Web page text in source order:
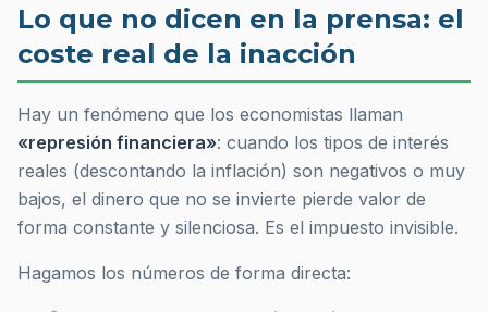
Lo que no dicen en la prensa: el
coste real de la inacción
Hay un fenómeno que los economistas llaman
«represión financiera»: cuando los tipos de interés
reales (descontando la inflación) son negativos o muy
bajos, el dinero que no se invierte pierde valor de
forma constante y silenciosa. Es el impuesto invisible.
Hagamos los números de forma directa: